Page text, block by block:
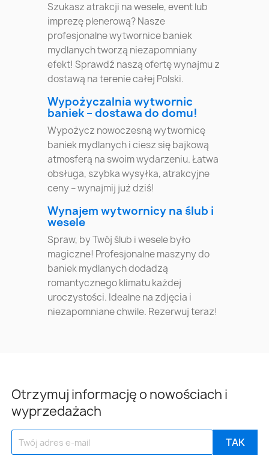
Szukasz atrakcji na wesele, event lub
imprezę plenerową? Nasze
profesjonalne wytwornice baniek
mydlanych tworzą niezapomniany
efekt! Sprawdź naszą ofertę wynajmu z
dostawą na terenie całej Polski.
Wypożyczalnia wytwornic
baniek – dostawa do domu!
Wypożycz nowoczesną wytwornicę
baniek mydlanych i ciesz się bajkową
atmosferą na swoim wydarzeniu. Łatwa
obsługa, szybka wysyłka, atrakcyjne
ceny – wynajmij już dziś!
Wynajem wytwornicy na ślub i
wesele
Spraw, by Twój ślub i wesele było
magiczne! Profesjonalne maszyny do
baniek mydlanych dodadzą
romantycznego klimatu każdej
uroczystości. Idealne na zdjęcia i
niezapomniane chwile. Rezerwuj teraz!
Otrzymuj informację o nowościach i
wyprzedażach